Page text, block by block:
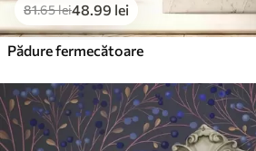
81.65lei48.99 lei
Pădure fermecătoare